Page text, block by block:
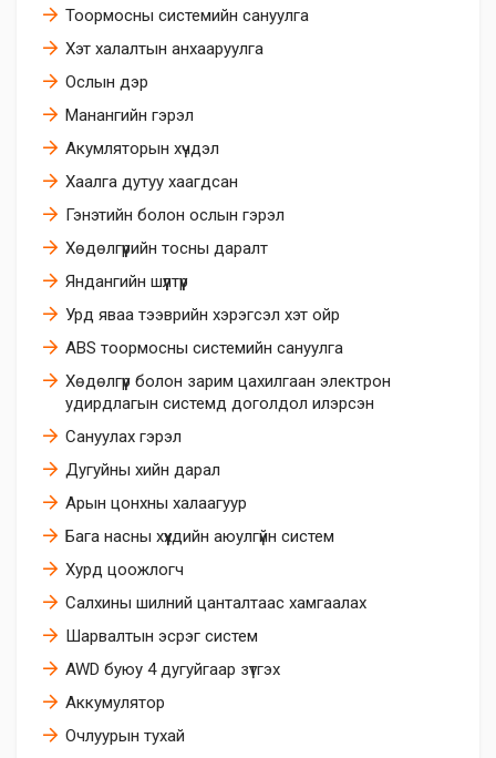
Тоормосны системийн сануулга
Хэт халалтын анхааруулга
Ослын дэр
Манангийн гэрэл
Акумляторын хүчдэл
Хаалга дутуу хаагдсан
Гэнэтийн болон ослын гэрэл
Хөдөлгүүрийн тосны даралт
Яндангийн шүүлтүүр
Урд яваа тээврийн хэрэгсэл хэт ойр
ABS тоормосны системийн сануулга
Хөдөлгүүр болон зарим цахилгаан электрон
удирдлагын системд доголдол илэрсэн
Сануулах гэрэл
Дугуйны хийн дарал
Арын цонхны халаагуур
Бага насны хүүхдийн аюулгүйн систем
Хурд цоожлогч
Салхины шилний цанталтаас хамгаалах
Шарвалтын эсрэг систем
AWD буюу 4 дугуйгаар зүтгэх
Аккумулятор
Очлуурын тухай